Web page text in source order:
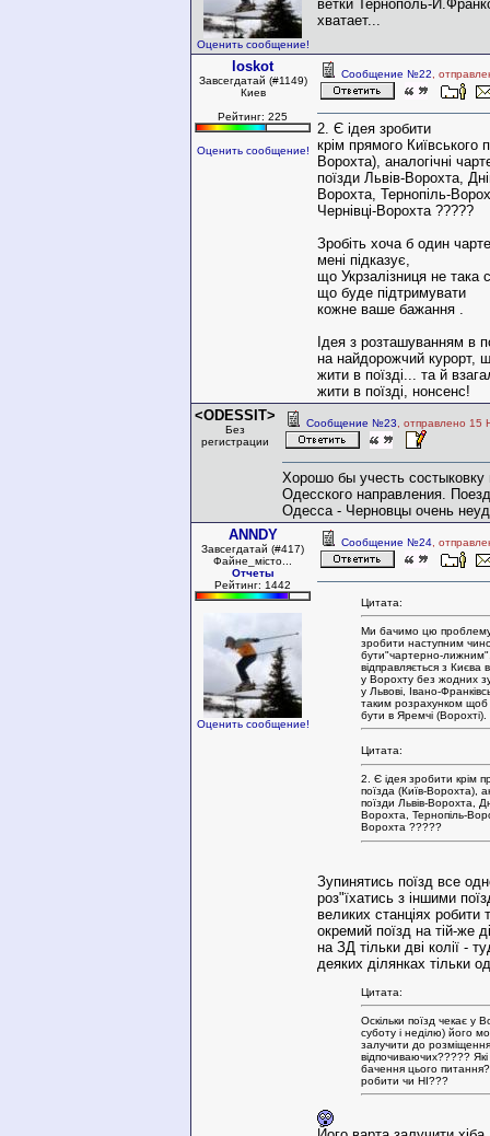
Оценить сообщение!
ветки Тернополь-
хватает...
loskot
Завсегдатай (#1149)
Киев
Рейтинг: 225
Оценить сообщение!
Сообщение №22 ,
2. Є ідея зробити
крім прямого Київського
Ворохта), аналогічні
поїзди Львів-Ворохта,
Ворохта, Тернопіль-
Чернівці-Ворохта ?????
Зробіть хоча б один
мені підказує,
що Укрзалізниця не така
що буде підтримувати
кожне ваше бажання .
Ідея з розташуванням в
на найдорожчий курорт,
жити в поїзді... та й
жити в поїзді, нонсенс!
<ODESSIT>
Без
регистрации
Сообщение №23 , отправлено 15
Хорошо бы учесть состыковку
Одесского направления.
Одесса - Черновцы очень
ANNDY
Завсегдатай (#417)
Файне_місто...
Отчеты
Рейтинг: 1442
Оценить сообщение!
Сообщение №24 ,
Цитата:
Ми бачимо цю
зробити наступним
бути"чартерно-
відправляється з Києва
у Ворохту без жодних
у Львові, Івано-
таким розрахунком щоб
бути в Яремчі (Ворохті).
Цитата:
2. Є ідея зробити крім
поїзда (Київ-Ворохта),
поїзди Львів-Ворохта,
Ворохта, Тернопіль-
Ворохта ?????
Зупинятись поїзд все
роз"їхатись з іншими
великих станціях робити
окремий поїзд на тій-же
на ЗД тільки дві колії -
деяких ділянках тільки
Цитата:
Оскільки поїзд чекає у
суботу і неділю) його
залучити до
відпочиваючих?????
бачення цього
робити чи НІ???